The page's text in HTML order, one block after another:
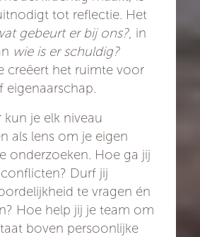
tot reflectie. Het
gebeurt er bij ons?, in
wie is er schuldig?
creëert het ruimte voor
eigenaarschap.
kun je elk niveau
als lens om je eigen
onderzoeken. Hoe ga jij
Durf jij
te vragen én
Hoe help jij je team om
boven persoonlijke